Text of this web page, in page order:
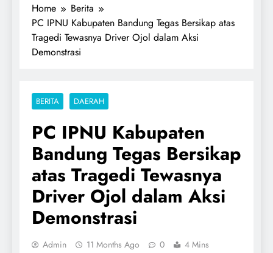
Home
Berita
PC IPNU Kabupaten Bandung Tegas Bersikap atas
Tragedi Tewasnya Driver Ojol dalam Aksi
Demonstrasi
BERITA DAERAH
PC IPNU Kabupaten
Bandung Tegas Bersikap
atas Tragedi Tewasnya
Driver Ojol dalam Aksi
Demonstrasi
Admin 11 Months Ago 0 4 Mins